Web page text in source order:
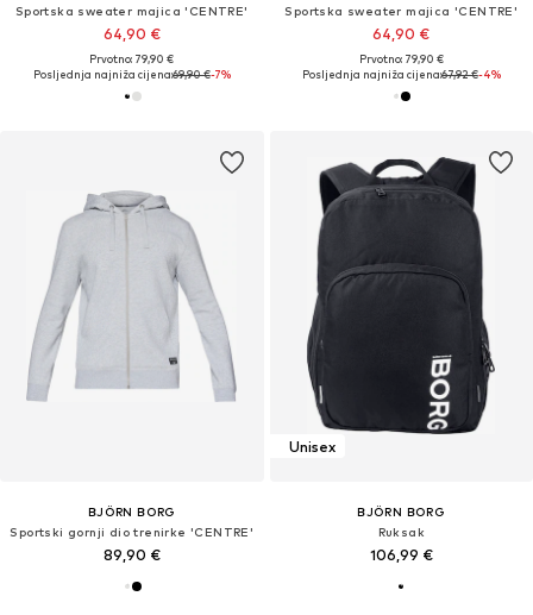
Sportska sweater majica 'CENTRE'
64,90 €
Prvotno: 79,90 €
Posljednja najniža cijena:69,90 €-7%
Sportska sweater majica 'CENTRE'
64,90 €
Prvotno: 79,90 €
Posljednja najniža cijena:67,92 €-4%
BJÖRN BORG
Sportski gornji dio trenirke 'CENTRE'
89,90 €
Unisex
BJÖRN BORG
Ruksak
106,99 €